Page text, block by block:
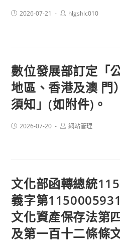
Post2026-07-21
Posthlgshlc010
數位發展部訂定「
地區、香港及澳 門
須知」(如附件)。
Post2026-07-20
Post網站管理
文化部函轉總統
義字第
文化資產保存法第
及第一百十二條條